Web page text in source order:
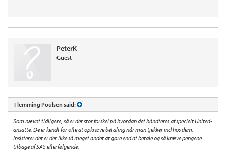
PeterK
Guest
Flemming Poulsen said:
Som nævnt tidligere, så er der stor forskel på hvordan det håndteres af specielt United-
ansatte. De er kendt for ofte at opkræve betaling når man tjekker ind hos dem.
Insisterer det er der ikke så meget andet at gøre end at betale og så kræve pengene
tilbage af SAS efterfølgende.